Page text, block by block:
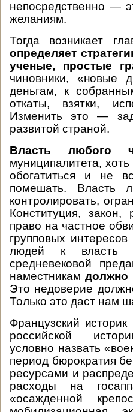
непосредственно —
желаниям.
Тогда возникает
определяет
ученые, простые
чиновники, «новые
деньгам, к
откаты, взятки,
Изменить это —
развитой страной.
Власть любого
муниципалитета,
обогатиться и не
помешать. Власть
контролировать,
Конституция,
право на частное
групповых
людей к власть
средневековой
наместникамдолжно
Это недоверие
Только это даст нам
Французский
российской
условно назвать
период бюрократия
ресурсами и
расходы на
«осажденной